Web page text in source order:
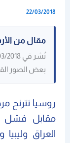
22/03/2018
مقال من
بعض الصور
روسيا تترنح
مقابل فشل
العراق